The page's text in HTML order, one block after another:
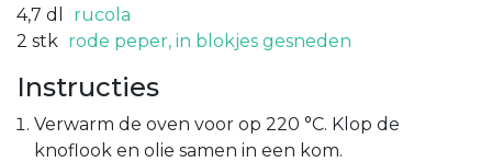
4,7 dl
rucola
2 stk rode peper, in blokjes gesneden
Instructies
Verwarm de oven voor op 220 °C. Klop de
knoflook en olie samen in een kom.